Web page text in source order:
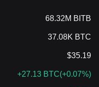
68.32M BITB
37.08K BTC
$35.19
+27.13 BTC(+0.07%)